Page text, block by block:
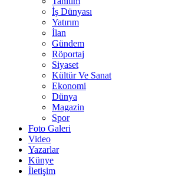
İş Dünyası
Yatırım
İlan
Gündem
Röportaj
Siyaset
Kültür Ve Sanat
Ekonomi
Dünya
Magazin
Spor
Foto Galeri
Video
Yazarlar
Künye
İletişim